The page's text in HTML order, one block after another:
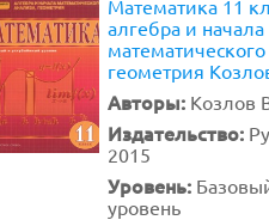
Математика 11
алгебра и начала
геометрия
Авторы: Козлов
Издательство:
2015
Уровень:
уровень